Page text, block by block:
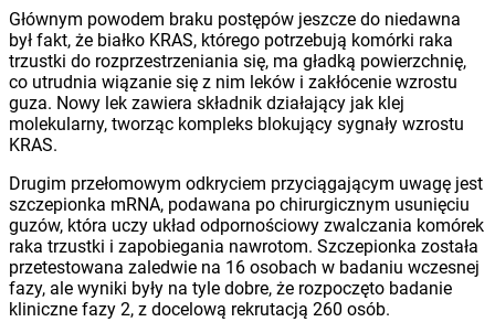
Głównym powodem braku postępów jeszcze do niedawna
był fakt, że białko KRAS, którego potrzebują komórki raka
trzustki do rozprzestrzeniania się, ma gładką powierzchnię,
co utrudnia wiązanie się z nim leków i zakłócenie wzrostu
guza. Nowy lek zawiera składnik działający jak klej
molekularny, tworząc kompleks blokujący sygnały wzrostu
KRAS.
Drugim przełomowym odkryciem przyciągającym uwagę jest
szczepionka mRNA, podawana po chirurgicznym usunięciu
guzów, która uczy układ odpornościowy zwalczania komórek
raka trzustki i zapobiegania nawrotom. Szczepionka została
przetestowana zaledwie na 16 osobach w badaniu wczesnej
fazy, ale wyniki były na tyle dobre, że rozpoczęto badanie
kliniczne fazy 2, z docelową rekrutacją 260 osób.